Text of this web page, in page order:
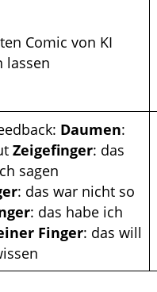
Comic von KI
lassen
Daumen:
Zeigefinger: das
sagen
: das war nicht so
: das habe ich
Finger: das will